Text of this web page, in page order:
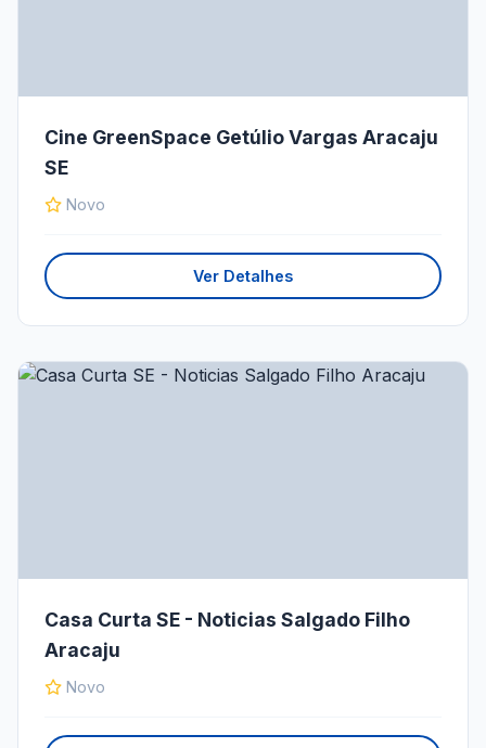
Cine GreenSpace Getúlio Vargas Aracaju
SE
Novo
Ver Detalhes
Casa Curta SE - Noticias Salgado Filho
Aracaju
Novo